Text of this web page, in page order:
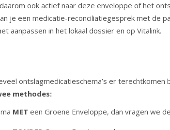
ook actief naar deze enveloppe of het
je een medicatie-reconciliatiegesprek met de
aanpassen in het lokaal dossier en op Vitalink.
ontslagmedicatieschema’s er terechtkomen
methodes:
MET een Groene Enveloppe, dan vragen we